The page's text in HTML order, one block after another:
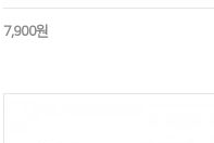
7,900원